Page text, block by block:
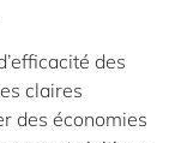
des
claires
des économies